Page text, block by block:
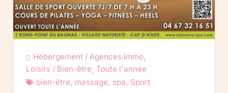
Hébergement / Agences Immo,
Loisirs / Bien-être, Toute l'année
bien-être, massage, spa, Sport